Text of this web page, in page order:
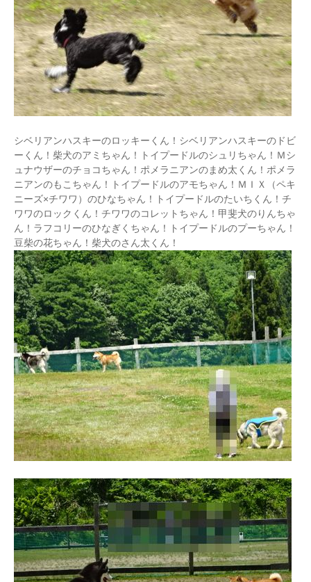
シベリアンハスキーのロッキーくん！シベリアンハスキーのドビ
ーくん！柴犬のアミちゃん！トイプードルのシュリちゃん！Ｍシ
ュナウザーのチョコちゃん！ポメラニアンのまめ太くん！ポメラ
ニアンのもこちゃん！トイプードルのアモちゃん！ＭＩＸ（ペキ
ニーズ×チワワ）のひなちゃん！トイプードルのたいちくん！チ
ワワのロックくん！チワワのコレットちゃん！甲斐犬のりんちゃ
ん！ラフコリーのひなぎくちゃん！トイプードルのプーちゃん！
豆柴の花ちゃん！柴犬のさん太くん！